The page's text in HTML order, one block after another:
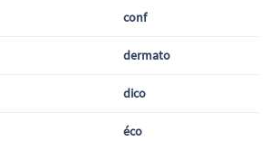
conf
dermato
dico
éco